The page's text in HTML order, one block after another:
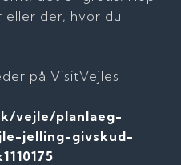
eller der, hvor du
på VisitVejles
vejle/planlaeg-
jelling-givskud-